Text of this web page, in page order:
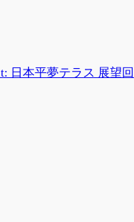
日本平夢テラス 展望